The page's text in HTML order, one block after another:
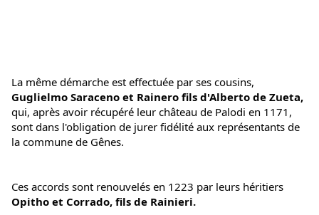
Guglielmo Saraceno et Rainero fils d'Alberto de Zueta,
qui, après avoir récupéré leur château de Palodi en 1171,
sont dans l'obligation de jurer fidélité aux représentants de
la commune de Gênes.
Opitho et Corrado, fils de Rainieri.